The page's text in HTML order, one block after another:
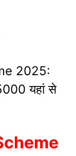
2025:
यहां से